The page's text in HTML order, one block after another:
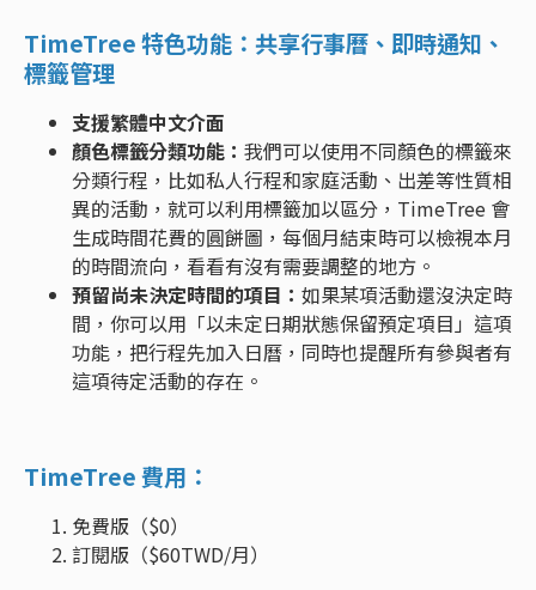
TimeTree 特色功能：共享行事曆、即時通知、
標籤管理
支援繁體中文介面
顏色標籤分類功能： 我們可以使用不同顏色的標籤來
分類行程，比如私人行程和家庭活動、出差等性質相
異的活動，就可以利用標籤加以區分，TimeTree 會
生成時間花費的圓餅圖，每個月結束時可以檢視本月
的時間流向，看看有沒有需要調整的地方。
預留尚未決定時間的項目： 如果某項活動還沒決定時
間，你可以用「以未定日期狀態保留預定項目」這項
功能，把行程先加入日曆，同時也提醒所有參與者有
這項待定活動的存在。
TimeTree 費用：
免費版（$0）
訂閱版（$60TWD/月）